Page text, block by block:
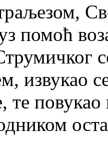
помоћ
извукао
те